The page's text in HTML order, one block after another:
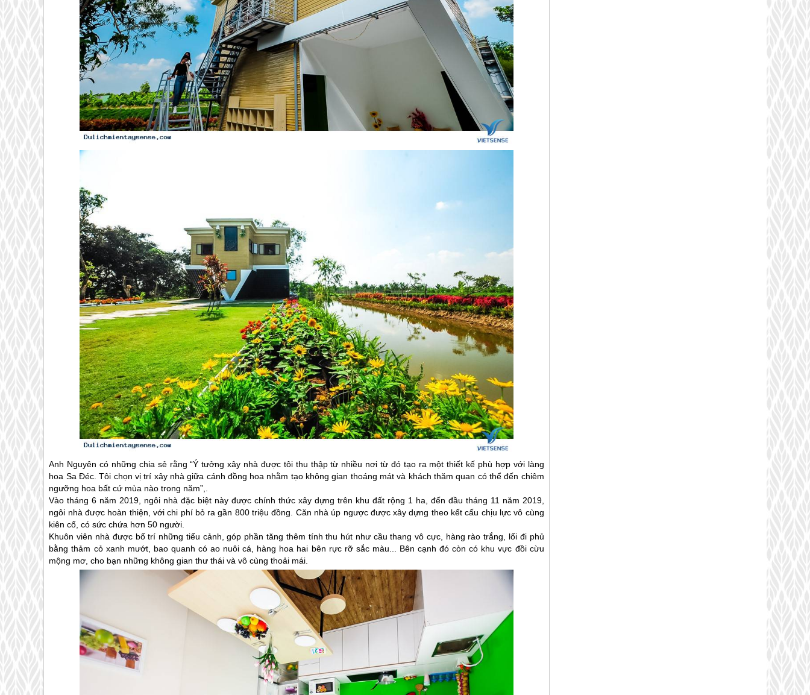
Anh Nguyên có những chia sẻ rằng “Ý tưởng xây nhà được tôi thu thập từ nhiều nơi từ đó tạo ra một thiết kế phù hợp với làng
hoa Sa Đéc. Tôi chọn vị trí xây nhà giữa cánh đồng hoa nhằm tạo không gian thoáng mát và khách thăm quan có thể đến chiêm
ngưỡng hoa bất cứ mùa nào trong năm”,.
Vào tháng 6 năm 2019, ngôi nhà đặc biệt này được chính thức xây dựng trên khu đất rộng 1 ha, đến đầu tháng 11 năm 2019,
ngôi nhà được hoàn thiện, với chi phí bỏ ra gần 800 triệu đồng. Căn nhà úp ngược được xây dựng theo kết cấu chịu lực vô cùng
kiên cố, có sức chứa hơn 50 người.
Khuôn viên nhà được bố trí những tiểu cảnh, góp phần tăng thêm tính thu hút như cầu thang vô cực, hàng rào trắng, lối đi phủ
bằng thảm cỏ xanh mướt, bao quanh có ao nuôi cá, hàng hoa hai bên rực rỡ sắc màu... Bên cạnh đó còn có khu vực đồi cừu
mộng mơ, cho bạn những không gian thư thái và vô cùng thoải mái.